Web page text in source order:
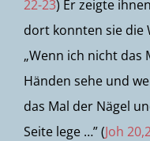
22-23) Er zeigte
dort konnten sie die
„Wenn ich nicht das
Händen sehe und
das Mal der Nägel
Seite lege …” (Joh